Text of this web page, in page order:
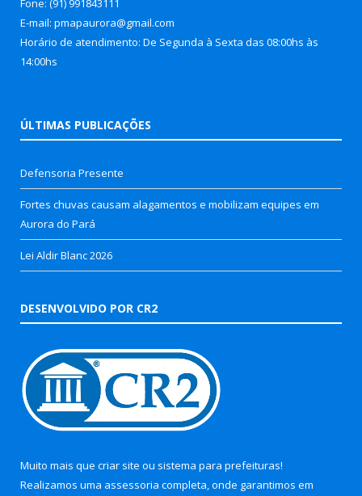
Fone: (91) 991843111
E-mail: pmapaurora@gmail.com
Horário de atendimento: De Segunda à Sexta das 08:00hs às
14:00hs
ÚLTIMAS PUBLICAÇÕES
Defensoria Presente
Fortes chuvas causam alagamentos e mobilizam equipes em
Aurora do Pará
Lei Aldir Blanc 2026
DESENVOLVIDO POR CR2
Muito mais que criar site ou sistema para prefeituras!
Realizamos uma assessoria completa, onde garantimos em